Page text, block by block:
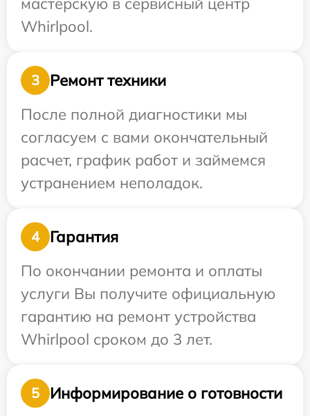
Whirlpool.
3
Ремонт техники
После полной диагностики мы
согласуем с вами окончательный
расчет, график работ и займемся
устранением неполадок.
4
Гарантия
По окончании ремонта и оплаты
услуги Вы получите официальную
гарантию на ремонт устройства
Whirlpool сроком до 3 лет.
5 Информирование о готовности